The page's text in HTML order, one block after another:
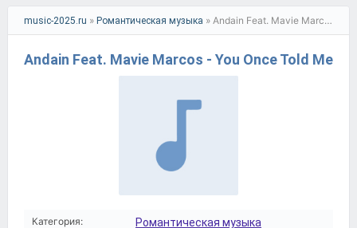
music-2025.ru » Романтическая музыка » Andain Feat. Mavie Marcos - You Once Told Me
Andain Feat. Mavie Marcos - You Once Told Me
Категория: Романтическая музыка